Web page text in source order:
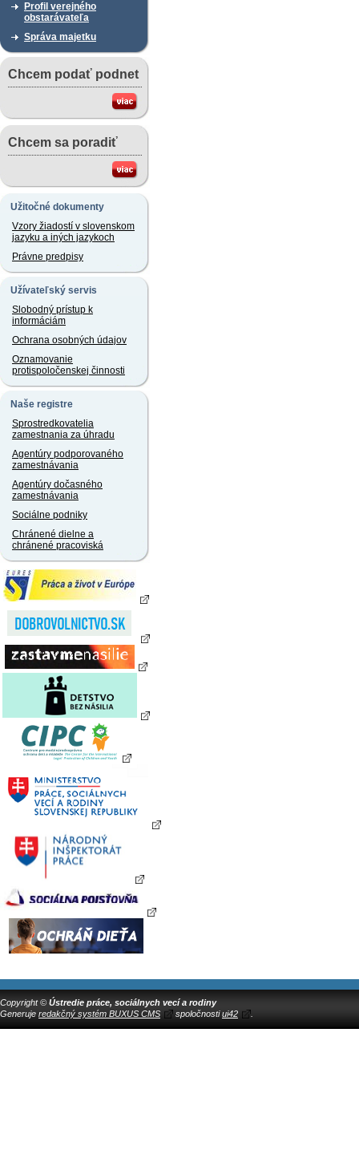
Profil verejného
obstarávateľa
Správa majetku
Chcem podať podnet
Chcem sa poradiť
Užitočné dokumenty
Vzory žiadostí v slovenskom
jazyku a iných jazykoch
Právne predpisy
Užívateľský servis
Slobodný prístup k
informáciám
Ochrana osobných údajov
Oznamovanie
protispoločenskej činnosti
Naše registre
Sprostredkovatelia
zamestnania za úhradu
Agentúry podporovaného
zamestnávania
Agentúry dočasného
zamestnávania
Sociálne podniky
Chránené dielne a
chránené pracoviská
Copyright © Ústredie práce, sociálnych vecí a rodiny
Generuje redakčný systém BUXUS CMS spoločnostiui42